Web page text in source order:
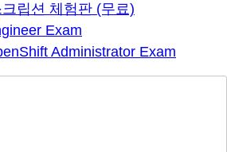
립션 체험판 (무료)
Exam
Administrator Exam